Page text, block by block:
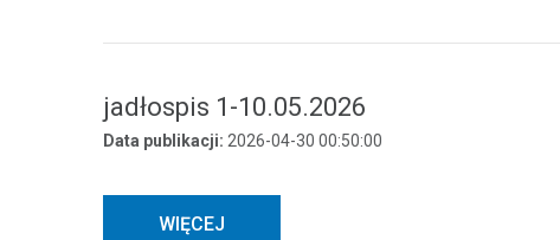
jadłospis 1-10.05.2026
Data publikacji: 2026-04-30 00:50:00
WIĘCEJ